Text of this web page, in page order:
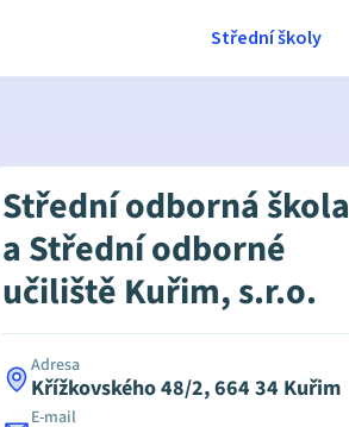
Střední školy
Střední odborná škola
a Střední odborné
učiliště Kuřim, s.r.o.
Adresa
Křížkovského 48/2, 664 34 Kuřim
E-mail